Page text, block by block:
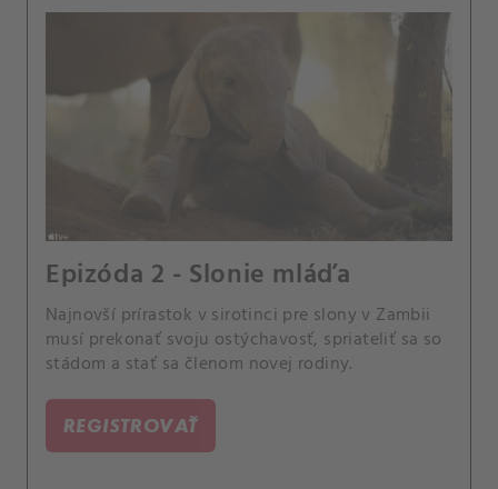
Epizóda 2 - Slonie mláďa
Najnovší prírastok v sirotinci pre slony v Zambii
musí prekonať svoju ostýchavosť, spriateliť sa so
stádom a stať sa členom novej rodiny.
REGISTROVAŤ